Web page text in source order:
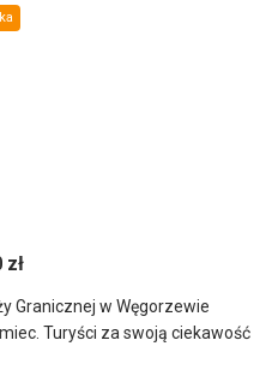
Granicznej w Węgorzewie
Turyści za swoją ciekawość